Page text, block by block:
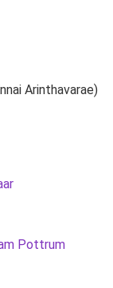
Arinthavarae)
Pottrum